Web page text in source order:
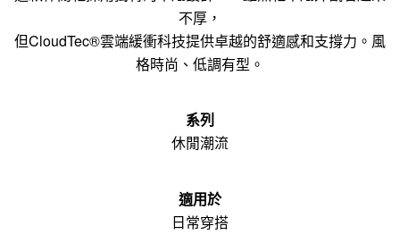
不厚，
但CloudTec®雲端緩衝科技提供卓越的舒適感和支撐力。風
格時尚、低調有型。
系列
休閒潮流
適用於
日常穿搭